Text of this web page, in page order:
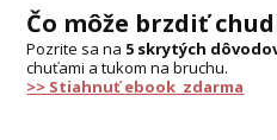
Čo môže brzdiť
Pozrite sa na 5 skrytých
chuťami a tukom na bruchu.
>> Stiahnuť ebook zdarma